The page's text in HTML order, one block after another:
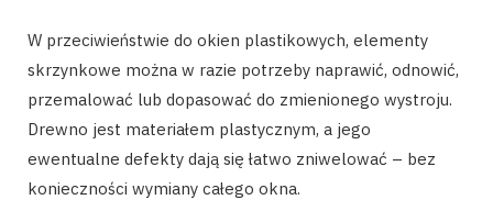
W przeciwieństwie do okien plastikowych, elementy
skrzynkowe można w razie potrzeby naprawić, odnowić,
przemalować lub dopasować do zmienionego wystroju.
Drewno jest materiałem plastycznym, a jego
ewentualne defekty dają się łatwo zniwelować – bez
konieczności wymiany całego okna.